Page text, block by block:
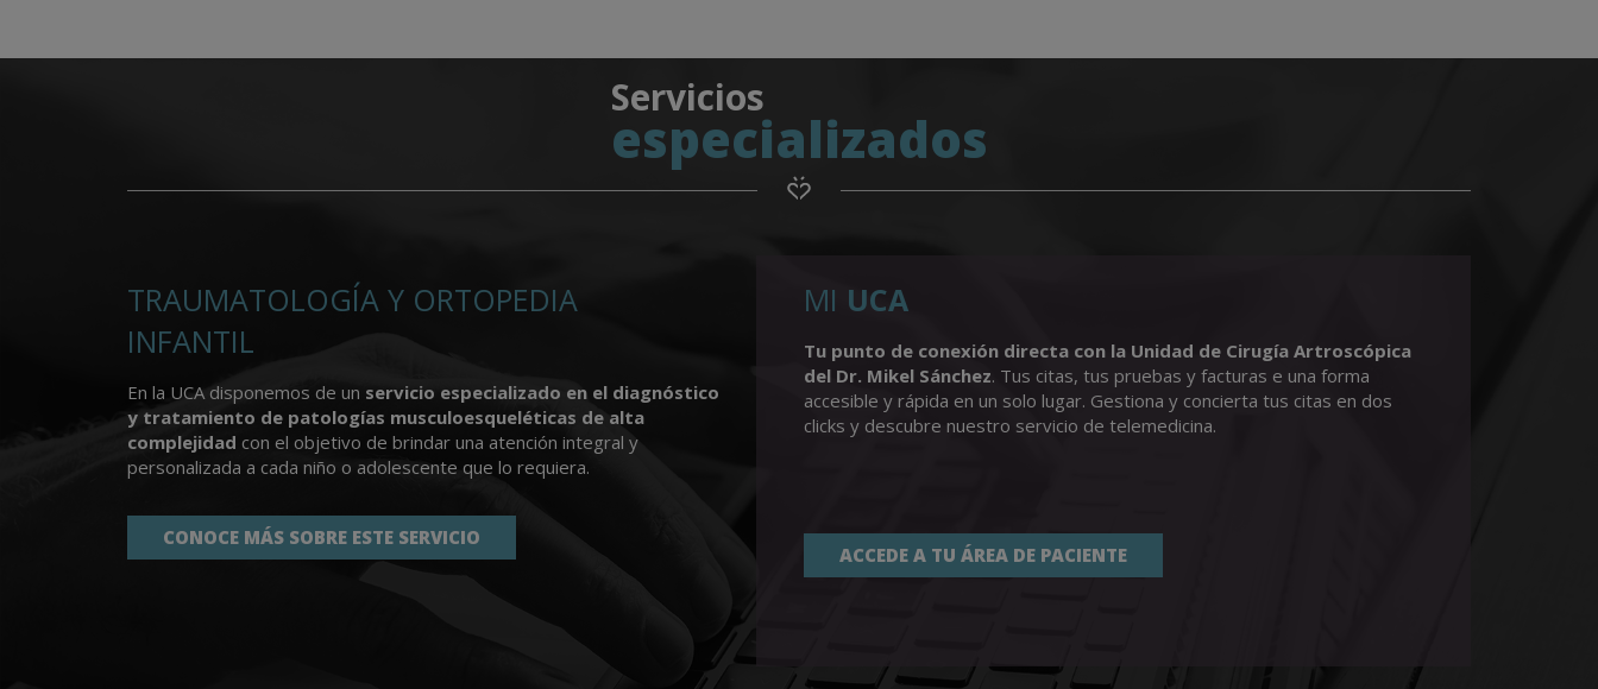
Servicios
especializados
TRAUMATOLOGÍA Y ORTOPEDIA
INFANTIL
En la UCA disponemos de un servicio especializado en el diagnóstico
y tratamiento de patologías musculoesqueléticas de alta
complejidad con el objetivo de brindar una atención integral y
personalizada a cada niño o adolescente que lo requiera.
CONOCE MÁS SOBRE ESTE SERVICIO
MI UCA
Tu punto de conexión directa con la Unidad de Cirugía Artroscópica
del Dr. Mikel Sánchez. Tus citas, tus pruebas y facturas e una forma
accesible y rápida en un solo lugar. Gestiona y concierta tus citas en dos
clicks y descubre nuestro servicio de telemedicina.
ACCEDE A TU ÁREA DE PACIENTE